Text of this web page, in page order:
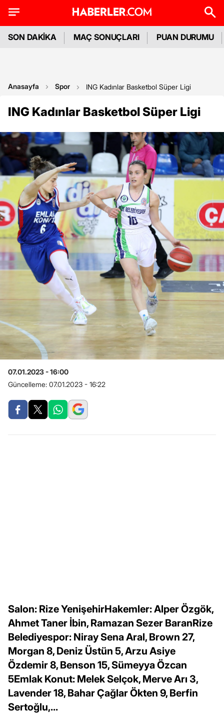
SON DAKİKA MAÇ SONUÇLARI PUAN DURUMU
Anasayfa Spor ING Kadınlar Basketbol Süper Ligi
ING Kadınlar Basketbol Süper Ligi
07.01.2023 - 16:00
Güncelleme: 07.01.2023 - 16:22
Salon: Rize YenişehirHakemler: Alper Özgök,
Ahmet Taner İbin, Ramazan Sezer BaranRize
Belediyespor: Niray Sena Aral, Brown 27,
Morgan 8, Deniz Üstün 5, Arzu Asiye
Özdemir 8, Benson 15, Sümeyya Özcan
5Emlak Konut: Melek Selçok, Merve Arı 3,
Lavender 18, Bahar Çağlar Ökten 9, Berfin
Sertoğlu,...